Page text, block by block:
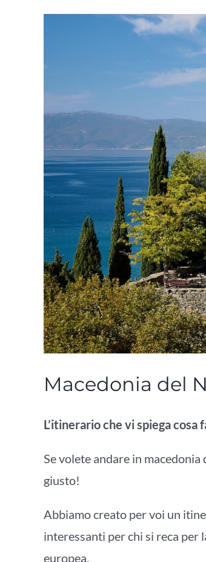
Macedonia del
L’itinerario che vi spiega
Se volete andare in
giusto!
Abbiamo creato per voi un
interessanti per chi si reca per
europea.